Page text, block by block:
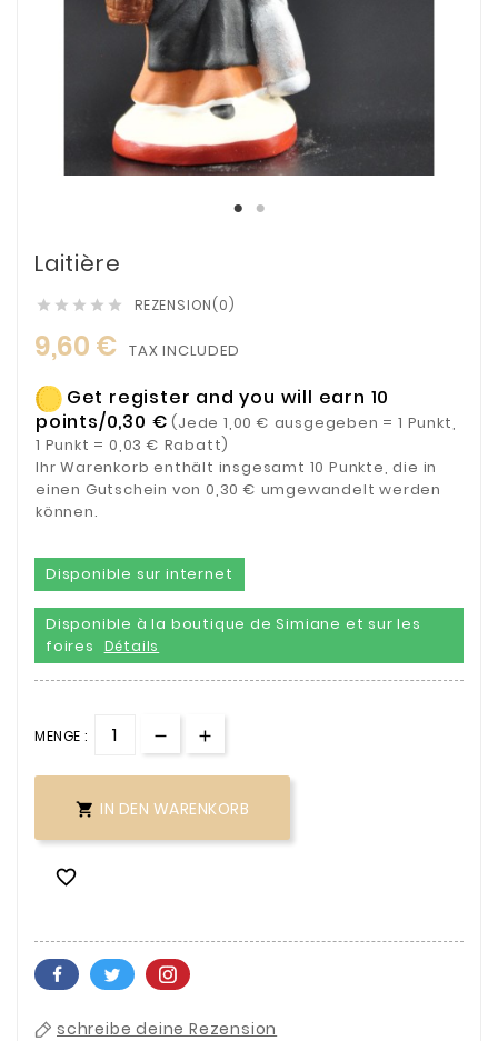
Laitière
     REZENSION(0)
9,60 € TAX INCLUDED
Get register and you will earn 10
points/0,30 € (Jede 1,00 € ausgegeben = 1 Punkt,
1 Punkt = 0,03 € Rabatt)
Ihr Warenkorb enthält insgesamt 10 Punkte, die in
einen Gutschein von 0,30 € umgewandelt werden
können.
Disponible sur internet
Disponible à la boutique de Simiane et sur les
foires
Détails
MENGE :
 IN DEN WARENKORB

schreibe deine Rezension